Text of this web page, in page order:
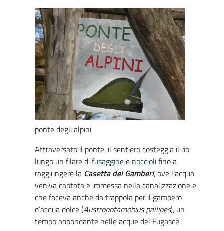
ponte degli alpini
Attraversato il ponte, il sentiero costeggia il rio
lungo un filare difusagginee nocciolifino a
raggiungere la Casetta dei Gamberi, ove l’acqua
veniva captata e immessa nella canalizzazione e
che faceva anche da trappola per il gambero
d’acqua dolce (Austropotamobius pallipes), un
tempo abbondante nelle acque del Fugascé.